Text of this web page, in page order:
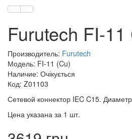
Furutech FI-11
Производитель: Furutech
Модель: FI-11 (Cu)
Наличие: Очікується
Код: Z01103
Сетевой коннектор IEC C15.
Цена указана за 1 шт.